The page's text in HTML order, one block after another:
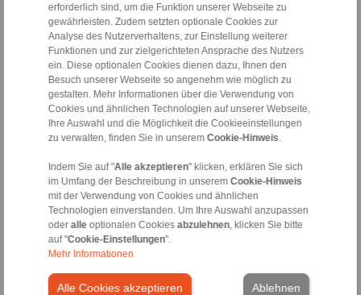
erforderlich sind, um die Funktion unserer Webseite zu
gewährleisten. Zudem setzten optionale Cookies zur
Analyse des Nutzerverhaltens, zur Einstellung weiterer
Funktionen und zur zielgerichteten Ansprache des Nutzers
ein. Diese optionalen Cookies dienen dazu, Ihnen den
Besuch unserer Webseite so angenehm wie möglich zu
gestalten. Mehr Informationen über die Verwendung von
Cookies und ähnlichen Technologien auf unserer Webseite,
Ihre Auswahl und die Möglichkeit die Cookieeinstellungen
zu verwalten, finden Sie in unserem Cookie-Hinweis
Indem Sie auf "Alle akzeptieren" klicken, erklären Sie sich
im Umfang der Beschreibung in unserem Cookie-Hinweis
mit der Verwendung von Cookies und ähnlichen
Technologien einverstanden. Um Ihre Auswahl anzupassen
oder alleoptionalen Cookies abzulehnen, klicken Sie bitte
auf "Cookie-Einstellungen".
Mehr Informationen
Alle Cookies akzeptieren Ablehnen
Druck- und
Papiertechnik
Druckmaschinen
Zellstoffmaschinen
Trocknungsmaschinen
Etikettiermaschinen
Vorschubwalzenantriebe
Aufnahme von
Druckwalzen
Nahrungsmittel- und
Verpackungsmaschinen
Abfüllmaschinen
Verarbeitungsmaschinen
Verpackungsmaschinen